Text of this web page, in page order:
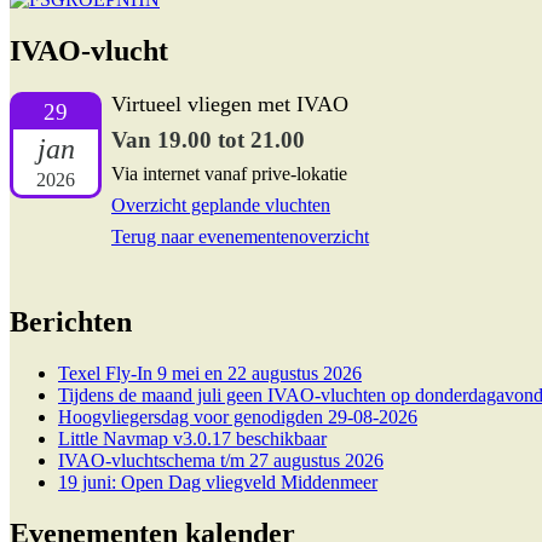
IVAO-vlucht
29
jan
2026
Virtueel vliegen met IVAO
Van 19.00 tot 21.00
Via internet vanaf prive-lokatie
Overzicht geplande vluchten
Terug naar evenementenoverzicht
Berichten
Texel Fly-In 9 mei en 22 augustus 2026
Tijdens de maand juli geen IVAO-vluchten op
Hoogvliegersdag voor genodigden 29-08-2026
Little Navmap v3.0.17 beschikbaar
IVAO-vluchtschema t/m 27 augustus 2026
19 juni: Open Dag vliegveld Middenmeer
Evenementen kalender